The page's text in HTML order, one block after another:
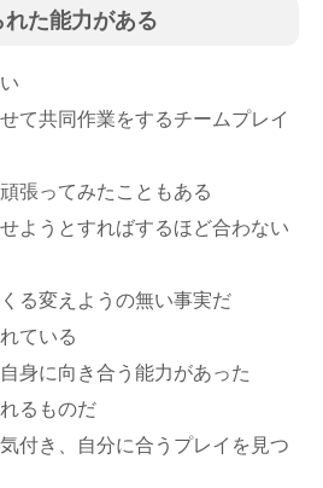
た能力がある
て共同作業をするチームプレイ
張ってみたこともある
ようとすればするほど合わない
る変えようの無い事実だ
ている
身に向き合う能力があった
るものだ
付き、自分に合うプレイを見つ